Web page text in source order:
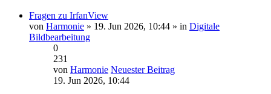
Fragen zu IrfanView
von Harmonie » 19. Jun 2026, 10:44 » in Digitale
Bildbearbeitung
0
231
von Harmonie Neuester Beitrag
19. Jun 2026, 10:44